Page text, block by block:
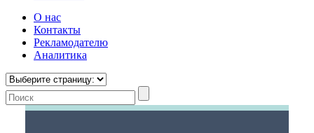
О нас
Контакты
Рекламодателю
Аналитика